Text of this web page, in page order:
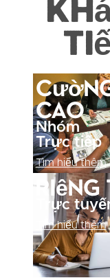
cao
Nhóm
Trực tiếp
Tìm hiểu thêm
Trực
Tìm hiểu thêm